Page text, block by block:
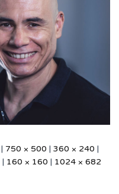
| 750 × 500 | 360 × 240 |
| 160 × 160 | 1024 × 682